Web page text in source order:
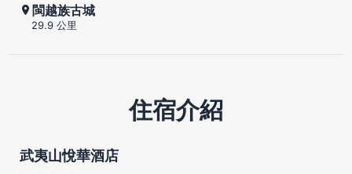
閩越族古城
29.9 公里
住宿介紹
武夷山悅華酒店